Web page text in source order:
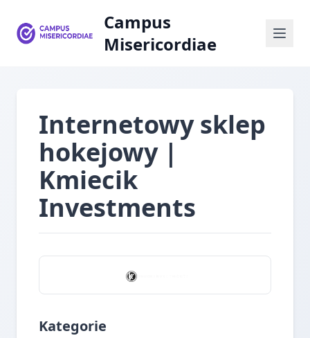
Campus
Misericordiae
Internetowy sklep
hokejowy |
Kmiecik
Investments
Kategorie